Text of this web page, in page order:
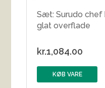
Sæt: Surudo chef
glat overflade
kr.1,084.00
KØB VARE